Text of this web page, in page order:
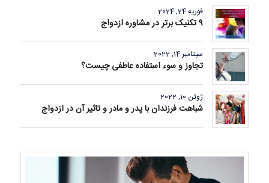
فوریه 24, 2024
9 تکنیک برتر در مشاوره ازدواج
سپتامبر 14, 2022
تجاوز و سوء استفاده عاطفی چیست؟
ژوئن 10, 2022
شباهت فرزندان با پدر و مادر و تاثیر آن در ازدواج